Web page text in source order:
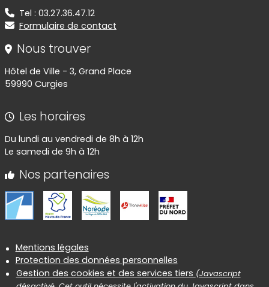
Tel : 03.27.36.47.12
Formulaire de contact
Nous trouver
Hôtel de Ville - 3, Grand Place
59990 Curgies
Les horaires
Du lundi au vendredi de 8h à 12h
Le samedi de 9h à 12h
Nos partenaires
Informations réglementaires
Mentions légales
Protection des données personnelles
Gestion des cookies et des services tiers (Javascript